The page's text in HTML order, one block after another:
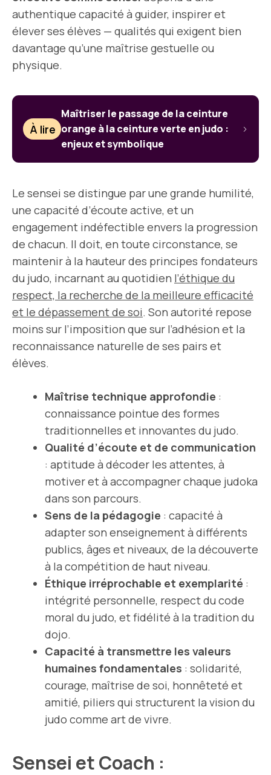
authentique capacité à guider, inspirer et
élever ses élèves — qualités qui exigent bien
davantage qu’une maîtrise gestuelle ou
physique.
À lire
Maîtriser le passage de la ceinture
orange à la ceinture verte en judo :
enjeux et symbolique
Le sensei se distingue par une grande humilité,
une capacité d’écoute active, et un
engagement indéfectible envers la progression
de chacun. Il doit, en toute circonstance, se
maintenir à la hauteur des principes fondateurs
du judo, incarnant au quotidien l’éthique du
respect, la recherche de la meilleure efficacité
et le dépassement de soi. Son autorité repose
moins sur l’imposition que sur l’adhésion et la
reconnaissance naturelle de ses pairs et
élèves.
Maîtrise technique approfondie :
connaissance pointue des formes
traditionnelles et innovantes du judo.
Qualité d’écoute et de communication
: aptitude à décoder les attentes, à
motiver et à accompagner chaque judoka
dans son parcours.
Sens de la pédagogie : capacité à
adapter son enseignement à différents
publics, âges et niveaux, de la découverte
à la compétition de haut niveau.
Éthique irréprochable et exemplarité :
intégrité personnelle, respect du code
moral du judo, et fidélité à la tradition du
dojo.
Capacité à transmettre les valeurs
humaines fondamentales : solidarité,
courage, maîtrise de soi, honnêteté et
amitié, piliers qui structurent la vision du
judo comme art de vivre.
Sensei et Coach :